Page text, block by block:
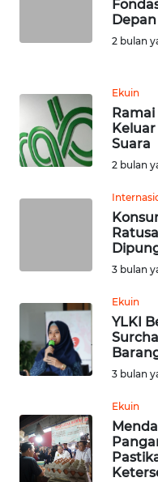
2 bulan
Ekuin
Suara
2 bulan
3 bulan
Ekuin
YLKI
3 bulan
Ekuin
WN
SIMALUNGUN
WN
SERDANG
WN
TEBING
WN
PAKPAK